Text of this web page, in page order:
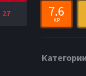
27 7.6
KP